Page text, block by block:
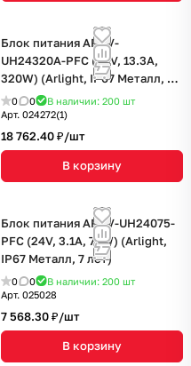
Блок питания ARPV-
UH24320A-PFC (24V, 13.3A,
320W) (Arlight, IP67 Металл, 7
лет)
0 0 В наличии: 200 шт
Арт. 024272(1)
18 762.40 ₽/шт
В корзину
Блок питания ARPV-UH24075-
PFC (24V, 3.1A, 75W) (Arlight,
IP67 Металл, 7 лет)
0 0 В наличии: 200 шт
Арт. 025028
7 568.30 ₽/шт
В корзину